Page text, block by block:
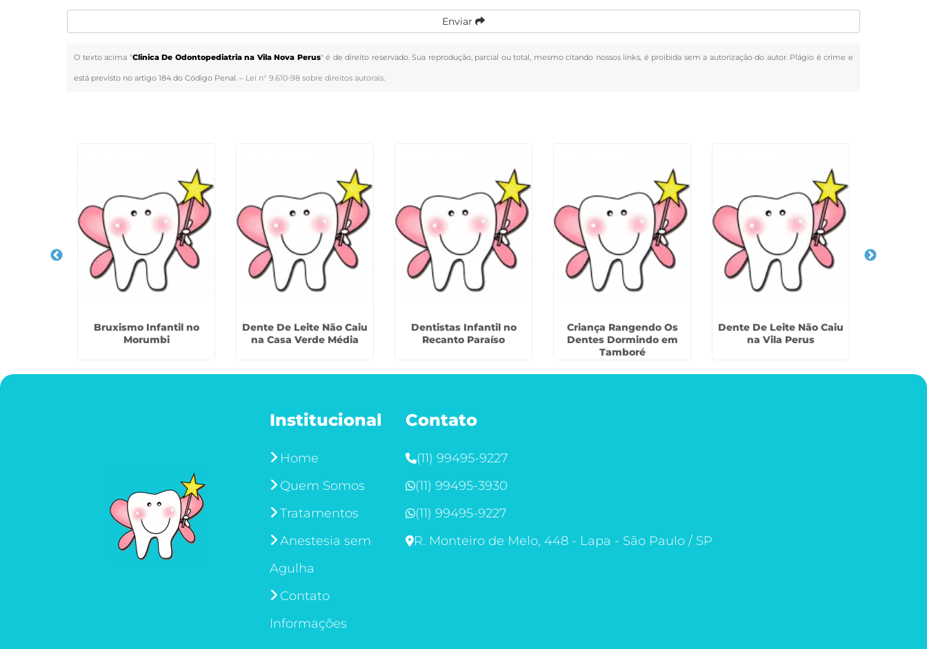
Enviar
O texto acima "Clinica De Odontopediatria na Vila Nova Perus" é de direito reservado. Sua reprodução, parcial ou total, mesmo citando nossos links, é proibida sem a autorização do autor. Plágio é crime e
está previsto no artigo 184 do Código Penal. – Lei n° 9.610-98 sobre direitos autorais.
Bruxismo Infantil no
Morumbi
Dente De Leite Não Caiu
na Casa Verde Média
Dentistas Infantil no
Recanto Paraíso
Criança Rangendo Os
Dentes Dormindo em
Tamboré
Dente De Leite Não Caiu
na Vila Perus
Institucional
Home
Quem Somos
Tratamentos
Anestesia sem
Agulha
Contato
Informações
Contato
(11) 99495-9227
(11) 99495-3930
(11) 99495-9227
R. Monteiro de Melo, 448 - Lapa - São Paulo / SP